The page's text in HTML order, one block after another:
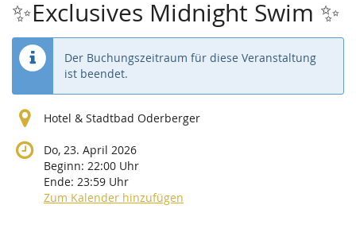
✨Exclusives Midnight Swim ✨
Der Buchungszeitraum für diese Veranstaltung
ist beendet.
Hotel & Stadtbad Oderberger
Do, 23. April 2026
Beginn: 22:00 Uhr
Ende: 23:59 Uhr
Zum Kalender hinzufügen